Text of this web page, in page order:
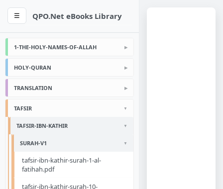
☰ QPO.Net eBooks Library
1-THE-HOLY-NAMES-OF-ALLAH
HOLY-QURAN
TRANSLATION
TAFSIR
TAFSIR-IBN-KATHIR
SURAH-V1
tafsir-ibn-kathir-surah-1-al-
fatihah.pdf
tafsir-ibn-kathir-surah-10-